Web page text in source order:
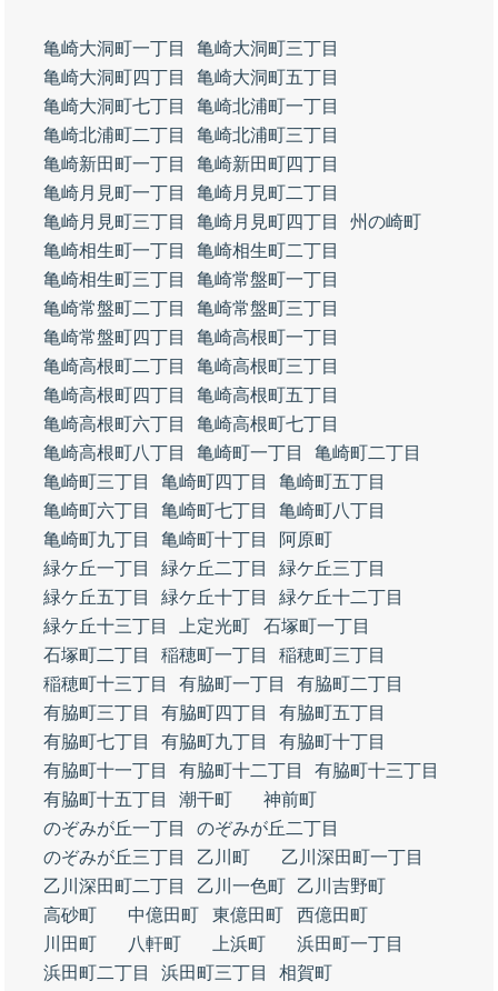
亀崎大洞町一丁目
亀崎大洞町三丁目
亀崎大洞町四丁目
亀崎大洞町五丁目
亀崎大洞町七丁目
亀崎北浦町一丁目
亀崎北浦町二丁目
亀崎北浦町三丁目
亀崎新田町一丁目
亀崎新田町四丁目
亀崎月見町一丁目
亀崎月見町二丁目
亀崎月見町三丁目
亀崎月見町四丁目
州の崎町
亀崎相生町一丁目
亀崎相生町二丁目
亀崎相生町三丁目
亀崎常盤町一丁目
亀崎常盤町二丁目
亀崎常盤町三丁目
亀崎常盤町四丁目
亀崎高根町一丁目
亀崎高根町二丁目
亀崎高根町三丁目
亀崎高根町四丁目
亀崎高根町五丁目
亀崎高根町六丁目
亀崎高根町七丁目
亀崎高根町八丁目
亀崎町一丁目
亀崎町二丁目
亀崎町三丁目
亀崎町四丁目
亀崎町五丁目
亀崎町六丁目
亀崎町七丁目
亀崎町八丁目
亀崎町九丁目
亀崎町十丁目
阿原町
緑ケ丘一丁目
緑ケ丘二丁目
緑ケ丘三丁目
緑ケ丘五丁目
緑ケ丘十丁目
緑ケ丘十二丁目
緑ケ丘十三丁目
上定光町
石塚町一丁目
石塚町二丁目
稲穂町一丁目
稲穂町三丁目
稲穂町十三丁目
有脇町一丁目
有脇町二丁目
有脇町三丁目
有脇町四丁目
有脇町五丁目
有脇町七丁目
有脇町九丁目
有脇町十丁目
有脇町十一丁目
有脇町十二丁目
有脇町十三丁目
有脇町十五丁目
潮干町
神前町
のぞみが丘一丁目
のぞみが丘二丁目
のぞみが丘三丁目
乙川町
乙川深田町一丁目
乙川深田町二丁目
乙川一色町
乙川吉野町
高砂町
中億田町 東億田町
西億田町
川田町
八軒町 上浜町
浜田町一丁目
浜田町二丁目
浜田町三丁目
相賀町